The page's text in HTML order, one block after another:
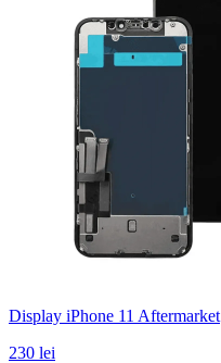
Display iPhone 11 Aftermarket
230 lei